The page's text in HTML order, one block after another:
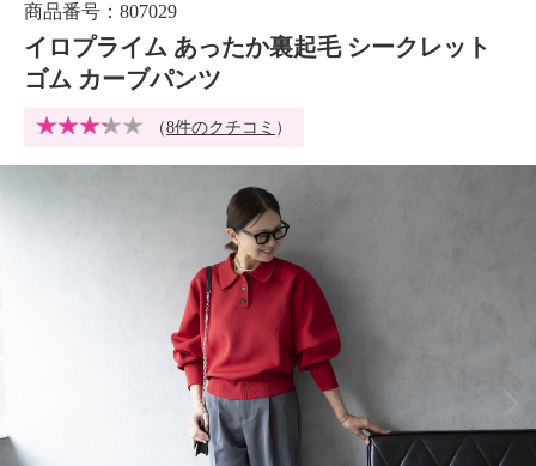
商品番号：807029
イロプライム あったか裏起毛 シークレット
ゴム カーブパンツ
（8件のクチコミ ）